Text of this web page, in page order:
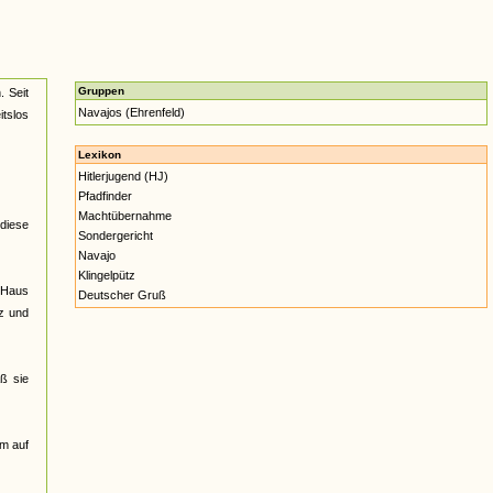
Seit
und
sie
auf
Gruppen
Navajos (Ehrenfeld)
Lexikon
Hitlerjugend (HJ)
Pfadfinder
Machtübernahme
Sondergericht
Navajo
Klingelpütz
Deutscher Gruß